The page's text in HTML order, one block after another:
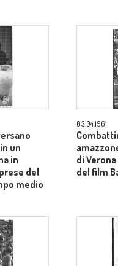
un
in
del
medio
03.04.1961
di
del film